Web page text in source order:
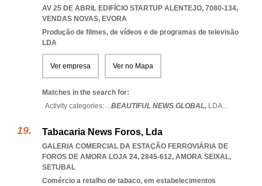
AV 25 DE ABRIL EDIFÍCIO STARTUP ALENTEJO, 7080-134,
VENDAS NOVAS, EVORA
Produção de filmes, de vídeos e de programas de televisão
LDA
Ver empresa Ver no Mapa
Matches in the search for:
Activity categories: ...BEAUTIFUL NEWS GLOBAL, LDA...
Tabacaria News Foros, Lda
GALERIA COMERCIAL DA ESTAÇÃO FERROVIÁRIA DE
FOROS DE AMORA LOJA 24, 2845-612, AMORA SEIXAL,
SETUBAL
Comércio a retalho de tabaco, em estabelecimentos